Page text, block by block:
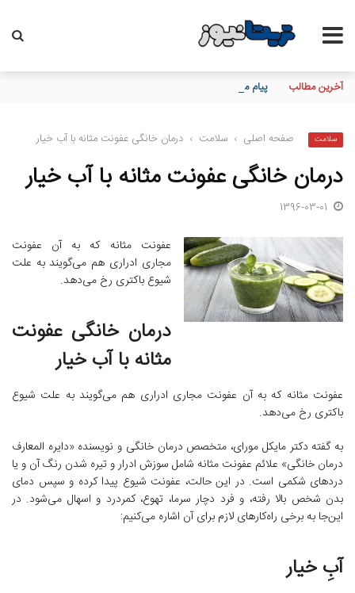
آخرین مطالب پیام مدیرعامل بانک توسعه تعاون به مناسبت 15 مرداد، سالروز تأسیس بانک
سلامت صفحه اصلی › سلامت › درمان خانگی عفونت مثانه با آب خیار
درمان خانگی عفونت مثانه با آب خیار
1396-03-01
عفونت مثانه که به آن عفونت
مجاری ادراری هم می‌گویند به علت
شیوع باکتری رخ می‌دهد.
درمان خانگی عفونت
مثانه با آب خیار
عفونت مثانه که به آن عفونت مجاری ادراری هم می‌گویند به علت شیوع
باکتری رخ می‌دهد.
به گفته دکتر مایکل مورای، متخصص درمان خانگی و نویسنده «دایره المعارف
درمان خانگی» علائم عفونت مثانه شامل سوزش ادرار و تیره شدن رنگ آن و یا
دردهای شکمی است. در این حالت، عفونت شیوع پیدا کرده و سپس دمای
بدن شخص بالا رفته، و فرد دچار سرما، تهوع، کمردرد و اسهال می‌شود. در
این‌جا به برخی راه‌کارهای لازم برای آن اشاره می‌کنیم:
آبِ خیار